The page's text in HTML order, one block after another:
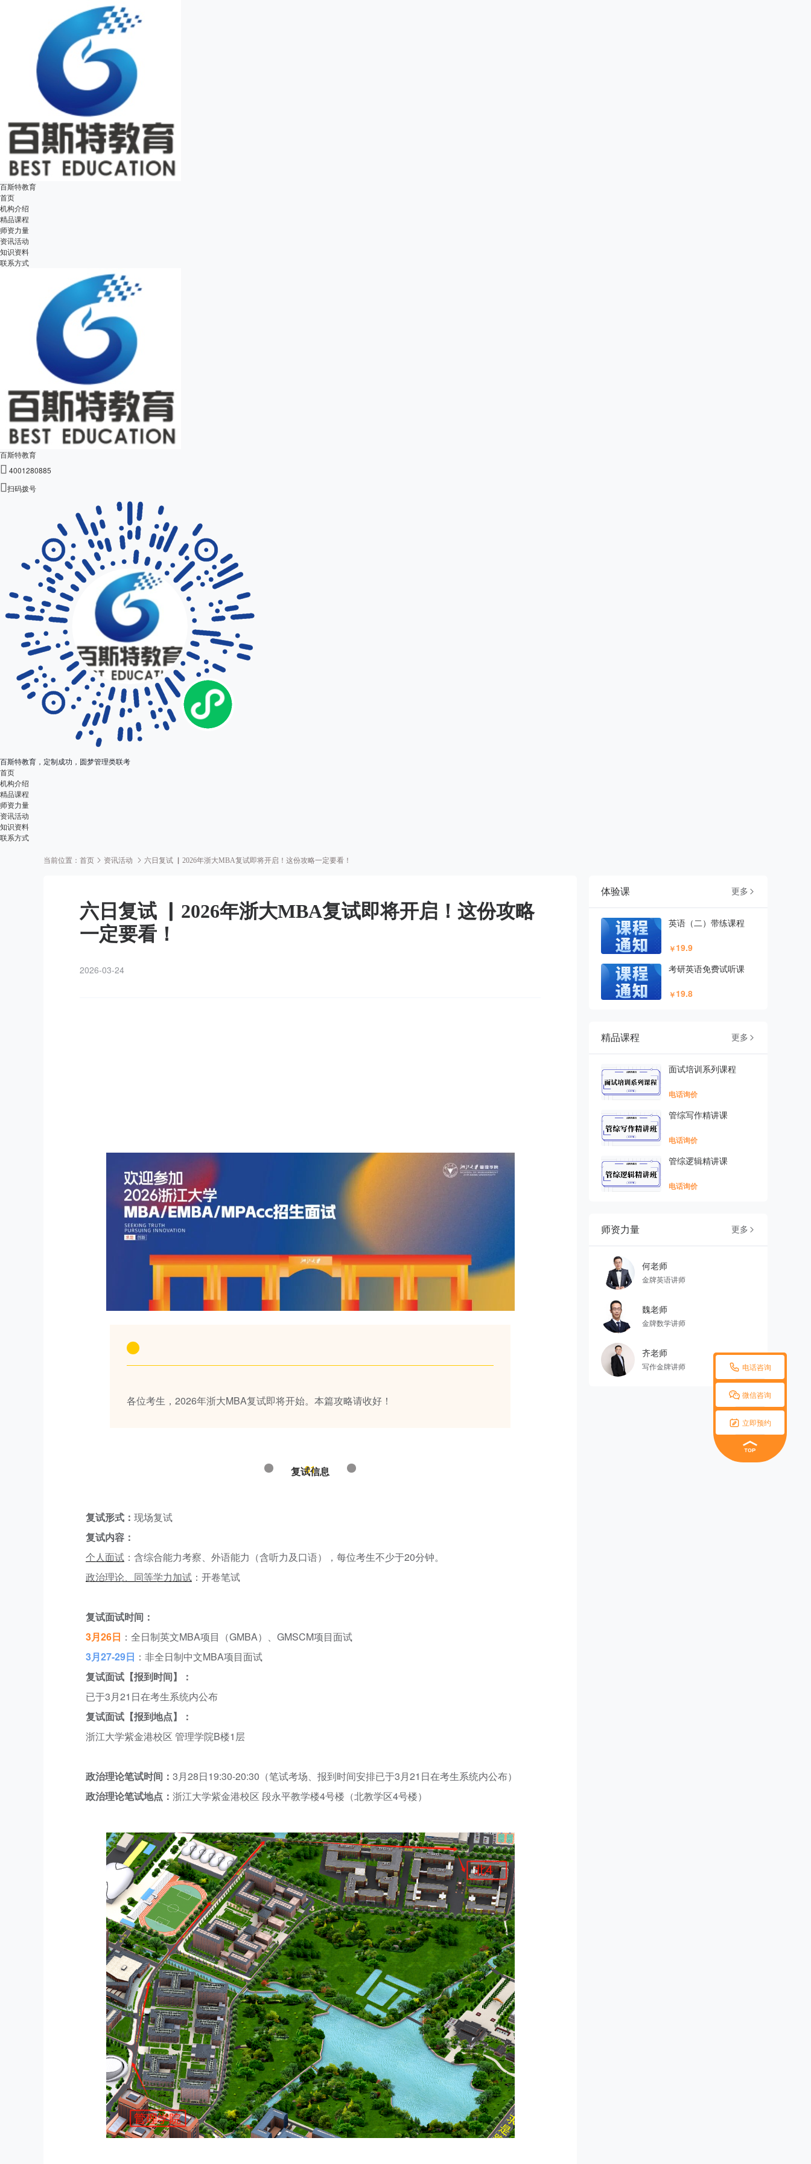
百斯特教育
首页
机构介绍
精品课程
师资力量
资讯活动
知识资料
联系方式
百斯特教育
 4001280885
扫码拨号
百斯特教育，定制成功，圆梦管理类联考
首页
机构介绍
精品课程
师资力量
资讯活动
知识资料
联系方式
 电话咨询
 微信咨询
 立即预约
当前位置： 首页 资讯活动 六日复试 ▏2026年浙大MBA复试即将开启！这份攻略一定要看！
六日复试 ▏2026年浙大MBA复试即将开启！这份攻略
一定要看！
2026-03-24
各位考生，2026年浙大MBA复试即将开始。本篇攻略请收好！
01
复试信息
复试形式： 现场复试
复试内容：
个人面试 ： 含综合能力考察、外语能力（含听力及口语），每位考生不少于20分钟。
政治理论、同等学力加试 ： 开卷笔试
复试面试时间：
3月26日 ：全日制英文MBA项目（GMBA）、GMSCM项目面试
3月27-29日 ：非全日制中文MBA项目面试
复试面试【报到时间】：
已于3月21日在考生系统内公布
复试面试【报到地点】：
浙江大学紫金港校区 管理学院B楼1层
政治理论笔试时间： 3月28日19:30-20:30（笔试考场、报到时间安排已于3月21日在考生系统内公布）
政治理论笔试地点： 浙江大学紫金港校区 段永平教学楼4号楼（北教学区4号楼）
体验课 更多 
英语（二）带练课程
￥19.9
考研英语免费试听课
￥19.8
精品课程 更多 
面试培训系列课程
电话询价
管综写作精讲课
电话询价
管综逻辑精讲课
电话询价
师资力量 更多 
何老师
金牌英语讲师
魏老师
金牌数学讲师
齐老师
写作金牌讲师